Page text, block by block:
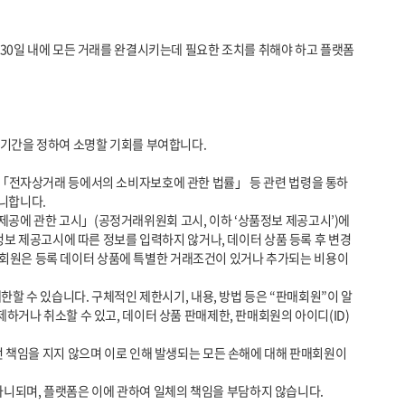
합니다.
제공고시에 따른 정보를 입력하지 않거나, 데이터 상품 등록 후 변경
은 등록 데이터 상품에 특별한 거래조건이 있거나 추가되는 비용이
거나 취소할 수 있고, 데이터 상품 판매제한, 판매회원의 아이디(ID)